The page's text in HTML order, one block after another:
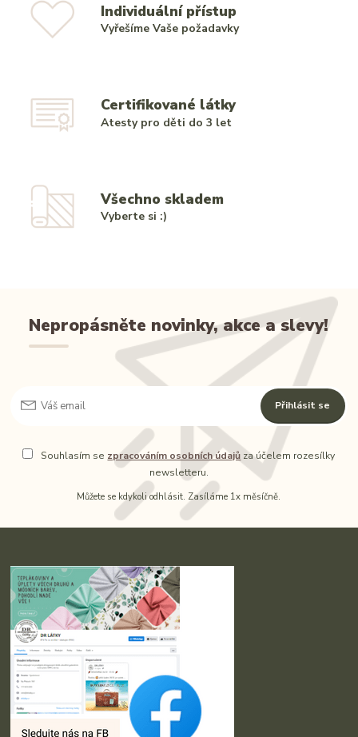
Individuální přístup
Vyřešíme Vaše požadavky
Certifikované látky
Atesty pro děti do 3 let
Všechno skladem
Vyberte si :)
Nepropásněte novinky, akce a slevy!
Přihlásit se
Souhlasím se zpracováním osobních údajů za účelem rozesílky
newsletteru.
Můžete se kdykoli odhlásit. Zasíláme 1x měsíčně.